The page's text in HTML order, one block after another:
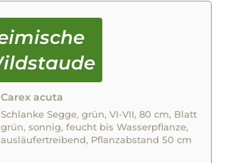
Carex acuta
Schlanke Segge, grün, VI-VII, 80 cm, Blatt
grün, sonnig, feucht bis Wasserpflanze,
ausläufertreibend, Pflanzabstand 50 cm